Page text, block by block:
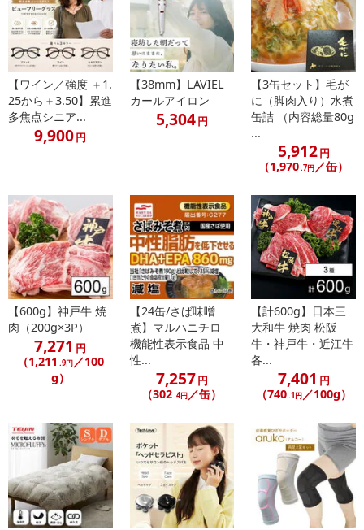
【キャンセルについて】
※お申込み後のキャンセルはお受けできません。
記載されている内容を必ずご確認いただき、お届けする商品セット
にご納得いただきましたうえでお申し込みください。
※パッケージ変更や商品リニューアル（成分など含む）等により、
参考の掲載画像や画像内のバーコードなど、お届け商品と多少異な
る場合がございます。
また、[新たな加工食品の原料原産地表示制度]の経過措置期間の終
了により、商品詳細内に記載の原産国・原材料の表記が旧表記の場
あらかじめご了承いただいた上でお申込みください。なお、本理由
によるお申込み後のキャンセル・返品交換は対応いたしかねます。
【お支払いについて】
※送料はお試し費用に含まれております。
※d払い、PayPay、au PAY、au PAY（auかんたん決済）、ソフトバ
ンクまとめて支払い、楽天ペイ、メルペイ、AEON Pay、Amazon
Payでお支払いの場合、決済のため外部サイトへ遷移します。
※予約商品は決済手段ごとに定められた決済期限日にお支払いを完
了することがございます。ご了承いただいたうえでお申し込みくだ
【配送伝票番号について】
※配送形態がメール便の商品については、商品の発送完了後、配送
伝票番号がマイページに表示されない場合もございます。
【配送日時の指定について】
※配送日時の指定が可能な商品の場合、商品によってご指定できる
【ワイン／強度 ＋1.
25から＋3.50】累進
多焦点シニア...
9,900円
【38mm】LAVIEL
カールアイロン
5,304円
【3缶セット】毛が
に（脚肉入り）水煮
缶詰 （内容総量80g
...
5,912円
（1,970.7円 ／缶）
【600g】神戸牛 焼
肉（200g×3P）
7,271 円
（1,211 .9円／100
g）
【24缶/さば味噌
煮】マルハニチロ
機能性表示食品 中
性...
7,257円
（302.4円／缶）
【計600g】日本三
大和牛 焼肉 松阪
牛・神戸牛・近江牛
各...
7,401 円
（740.1円／100g）